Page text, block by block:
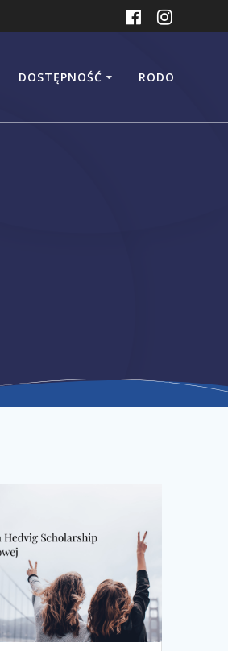
DOSTĘPNOŚĆ RODO